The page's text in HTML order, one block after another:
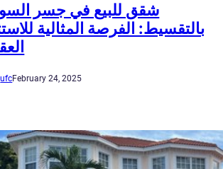
شقق للبيع في جسر
بالتقسيط: الفرصة المثالية
ufcFebruary 24, 2025